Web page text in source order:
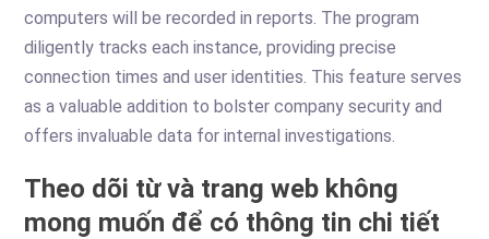
computers will be recorded in reports. The program
diligently tracks each instance, providing precise
connection times and user identities. This feature serves
as a valuable addition to bolster company security and
offers invaluable data for internal investigations.
Theo dõi từ và trang web không
mong muốn để có thông tin chi tiết